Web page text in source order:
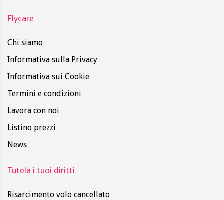
Flycare
Chi siamo
Informativa sulla Privacy
Informativa sui Cookie
Termini e condizioni
Lavora con noi
Listino prezzi
News
Tutela i tuoi diritti
Risarcimento volo cancellato